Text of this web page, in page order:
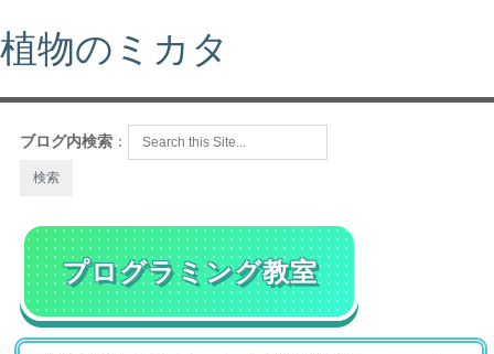
植物のミカタ
ブログ内検索 ：
プログラミング教室